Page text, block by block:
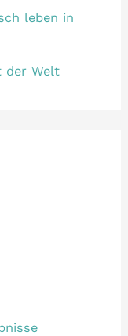
leben in
der Welt